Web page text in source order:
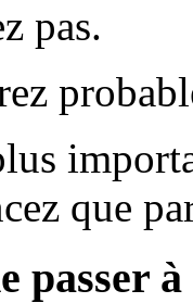
pas.
que
passer